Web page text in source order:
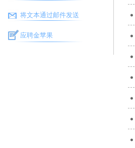
将文本通过邮件发送
应聘金苹果